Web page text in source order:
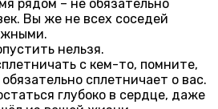
рядом – не обязательно
Вы же не всех соседей
нельзя.
с кем-то, помните,
сплетничает о вас.
глубоко в сердце, даже